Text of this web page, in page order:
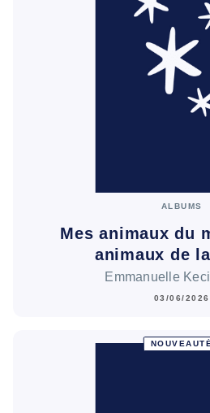
ALBUMS
Mes animaux du
animaux de
Emmanuelle
03/06/2026
NOUVEAUTÉ